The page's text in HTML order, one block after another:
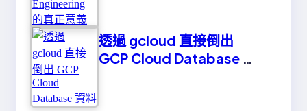
透過 gcloud 直接倒出
GCP Cloud Database 資